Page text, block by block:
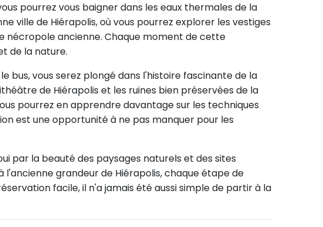
pourrez vous baigner dans les eaux thermales de la
ville de Hiérapolis, où vous pourrez explorer les vestiges
nécropole ancienne. Chaque moment de cette
de la nature.
bus, vous serez plongé dans l'histoire fascinante de la
de Hiérapolis et les ruines bien préservées de la
pourrez en apprendre davantage sur les techniques
est une opportunité à ne pas manquer pour les
par la beauté des paysages naturels et des sites
grandeur de Hiérapolis, chaque étape de
facile, il n'a jamais été aussi simple de partir à la